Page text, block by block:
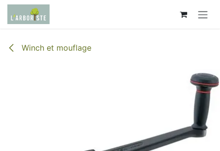
Se rendre au contenu
Winch et mouflage